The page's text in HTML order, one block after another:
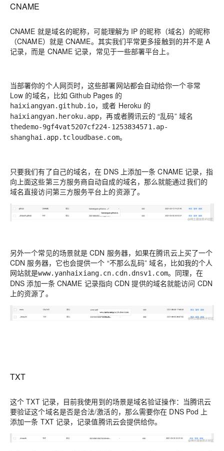
CNAME
CNAME 就是域名的昵称，可能理解为 IP 的昵称（域名）的昵称
（CNAME）就是 CNAME。其实我们平常更多接触到的并不是 A
记录，而是 CNAME 记录，常见于一些部署平台上。
当部署你的个人网页时，这些部署网站都会自动给你一个非常
Low 的域名，比如 Github Pages 的
haixiangyan.github.io，或者 Heroku 的
haixiangyan.heroku.app，再或者腾讯云的 “乱码” 域名
thedemo-9gf4vat5207cf224-1253834571.ap-
shanghai.app.tcloudbase.com。
只要我们有了自己的域名，在 DNS 上添加一条 CNAME 记录，指
向上面这些第三方服务商自动自成的域名，那么就能通过我们的
域名直接访问第三方服务平台上的资源了。
另外一个常见的场景就是 CDN 服务器，如果在腾讯云上买了一个
CDN 服务器，它也会提供一个 “不那么乱码” 域名，比如我的个人
网站就是www.yanhaixiang.cn.cdn.dnsv1.com。同理，在
DNS 添加一条 CNAME 记录指向 CDN 提供的域名就能访问 CDN
上的资源了。
TXT
这个 TXT 记录，目前我使用到的场景是域名验证操作：当腾讯云
要验证这个域名是否是合法/激活的，那么需要你在 DNS Pod 上
添加一条 TXT 记录，记录值腾讯云会提供给你。